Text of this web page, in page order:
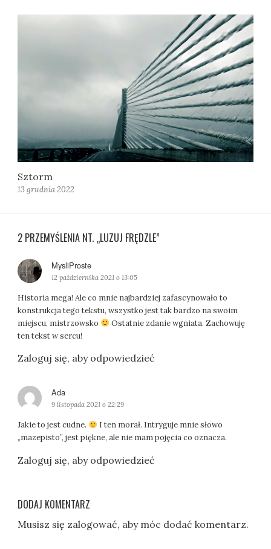
Sztorm
13 grudnia 2022
2 PRZEMYŚLENIA NT. „LUZUJ FRĘDZLE”
MysliProste
i
z
e
:
12 października 2021 o 13:05
Historia mega! Ale co mnie najbardziej zafascynowało to
konstrukcja tego tekstu, wszystko jest tak bardzo na swoim
miejscu, mistrzowsko
Ostatnie zdanie wgniata. Zachowuję
ten tekst w sercu!
Zaloguj się, aby odpowiedzieć
Ada
i
z
e
9 listopada 2021 o 22:29
Jakie to jest cudne.
I ten morał. Intryguje mnie słowo
„mazepisto”, jest piękne, ale nie mam pojęcia co oznacza.
Zaloguj się, aby odpowiedzieć
DODAJ KOMENTARZ
Musisz się zalogować, aby móc dodać komentarz.